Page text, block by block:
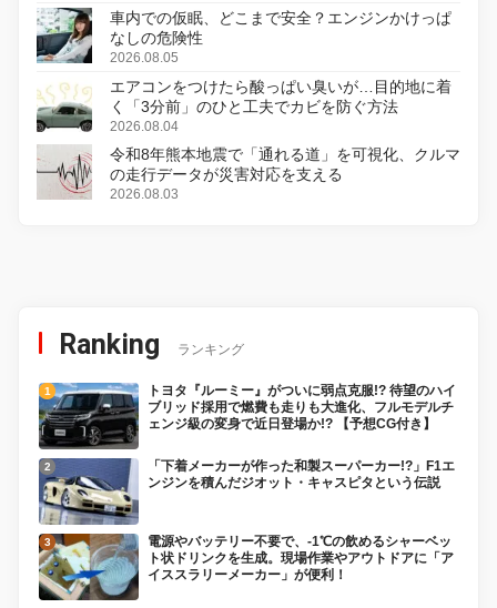
車内での仮眠、どこまで安全？エンジンかけっぱ
なしの危険性
2026.08.05
エアコンをつけたら酸っぱい臭いが…目的地に着
く「3分前」のひと工夫でカビを防ぐ方法
2026.08.04
令和8年熊本地震で「通れる道」を可視化、クルマ
の走行データが災害対応を支える
2026.08.03
Ranking ランキング
トヨタ『ルーミー』がついに弱点克服!? 待望のハイ
ブリッド採用で燃費も走りも大進化、フルモデルチ
ェンジ級の変身で近日登場か!? 【予想CG付き】
「下着メーカーが作った和製スーパーカー!?」F1エ
ンジンを積んだジオット・キャスピタという伝説
電源やバッテリー不要で、-1℃の飲めるシャーベッ
ト状ドリンクを生成。現場作業やアウトドアに「ア
イススラリーメーカー」が便利！